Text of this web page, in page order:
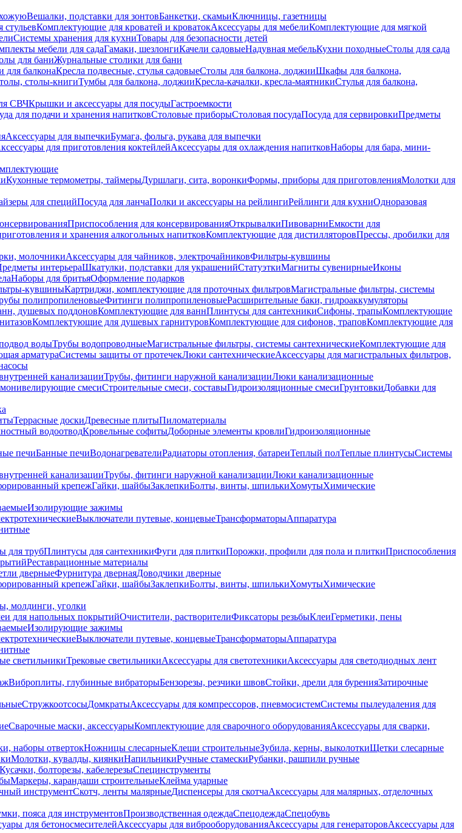
Вешалки, подставки для зонтовБанкетки, скамьиКлючницы, газетницы
Комплектующие для кроватей и кроватокАксессуары для мебелиКомплектующие для мягкой
Системы хранения для кухниТовары для безопасности детей
мебели для садаГамаки, шезлонгиКачели садовыеНадувная мебельКухни походныеСтолы для сада
для баниЖурнальные столики для бани
для балконаКресла подвесные, стулья садовыеСтолы для балкона, лоджииШкафы для балкона,
столы-книгиТумбы для балкона, лоджииКресла-качалки, кресла-маятникиСтулья для балкона,
СВЧКрышки и аксессуары для посудыГастроемкости
для подачи и хранения напитковСтоловые приборыСтоловая посудаПосуда для сервировкиПредметы
Аксессуары для выпечкиБумага, фольга, рукава для выпечки
для приготовления коктейлейАксессуары для охлаждения напитковНаборы для бара, мини-
Кухонные термометры, таймерыДуршлаги, сита, воронкиФормы, приборы для приготовленияМолотки для
для специйПосуда для ланчаПолки и аксессуары на рейлингиРейлинги для кухниОдноразовая
Приспособления для консервированияОткрывалкиПивоварниЕмкости для
и хранения алкогольных напитковКомплектующие для дистилляторовПрессы, дробилки для
молочникиАксессуары для чайников, электрочайниковФильтры-кувшины
интерьераШкатулки, подставки для украшенийСтатуэткиМагниты сувенирныеИконы
Наборы для бритьяОформление подарков
кувшиныКартриджи, комплектующие для проточных фильтровМагистральные фильтры, системы
полипропиленовыеФитинги полипропиленовыеРасширительные баки, гидроаккумуляторы
душевых поддоновКомплектующие для ваннПлинтусы для сантехникиСифоны, трапыКомплектующие
Комплектующие для душевых гарнитуровКомплектующие для сифонов, траповКомплектующие для
водыТрубы водопроводныеМагистральные фильтры, системы сантехническиеКомплектующие для
арматураСистемы защиты от протечекЛюки сантехническиеАксессуары для магистральных фильтров,
канализацииТрубы, фитинги наружной канализацииЛюки канализационные
смесиСтроительные смеси, составыГидроизоляционные смесиГрунтовкиДобавки для
Террасные доскиДревесные плитыПиломатериалы
водоотводКровельные софитыДоборные элементы кровлиГидроизоляционные
печиБанные печиВодонагревателиРадиаторы отопления, батареиТеплый полТеплые плинтусыСистемы
канализацииТрубы, фитинги наружной канализацииЛюки канализационные
крепежГайки, шайбыЗаклепкиБолты, винты, шпилькиХомутыХимические
Изолирующие зажимы
Выключатели путевые, концевыеТрансформаторыАппаратура
для трубПлинтусы для сантехникиФуги для плиткиПорожки, профили для пола и плиткиПриспособления
Реставрационные материалы
дверныеФурнитура двернаяДоводчики дверные
крепежГайки, шайбыЗаклепкиБолты, винты, шпилькиХомутыХимические
молдинги, уголки
для напольных покрытийОчистители, растворителиФиксаторы резьбыКлеиГерметики, пены
Изолирующие зажимы
Выключатели путевые, концевыеТрансформаторыАппаратура
светильникиТрековые светильникиАксессуары для светотехникиАксессуары для светодиодных лент
Виброплиты, глубинные вибраторыБензорезы, резчики швовСтойки, дрели для буренияЗатирочные
СтружкоотсосыДомкратыАксессуары для компрессоров, пневмосистемСистемы пылеудаления для
Сварочные маски, аксессуарыКомплектующие для сварочного оборудованияАксессуары для сварки,
наборы отвертокНожницы слесарныеКлещи строительныеЗубила, керны, выколоткиЩетки слесарные
Молотки, кувалды, киянкиНапильникиРучные стамескиРубанки, рашпили ручные
Кусачки, болторезы, кабелерезыСпецинструменты
Маркеры, карандаши строительныеКлейма ударные
инструментСкотч, ленты малярныеДиспенсеры для скотчаАксессуары для малярных, отделочных
пояса для инструментовПроизводственная одеждаСпецодеждаСпецобувь
для бетоносмесителейАксессуары для виброоборудованияАксессуары для генераторовАксессуары для